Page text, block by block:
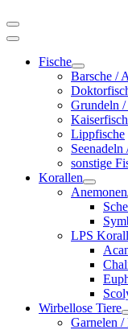
Fische
Barsche /
Grundeln
Lippfische
sonstige
Korallen
Anemonen
LPS
Wirbellose Tiere
Garnelen /